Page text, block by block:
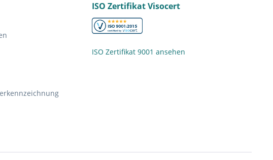
ISO Zertifikat Visocert
ISO Zertifikat 9001 ansehen